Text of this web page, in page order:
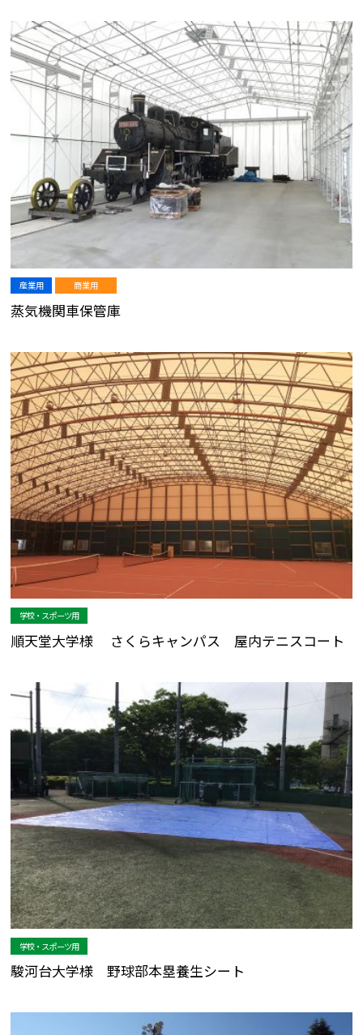
産業用 商業用
蒸気機関車保管庫
学校・スポーツ用
順天堂大学様 さくらキャンパス 屋内テニスコート
学校・スポーツ用
駿河台大学様 野球部本塁養生シート